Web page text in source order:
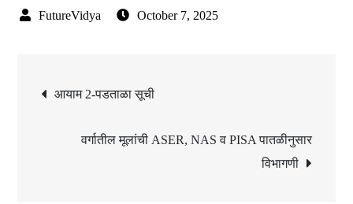
October 7, 2025
Post
navigation
आयाम 2-पडताळा सूची
वर्गातील मूलांची ASER, NAS व PISA पातळीनुसार
विभागणी